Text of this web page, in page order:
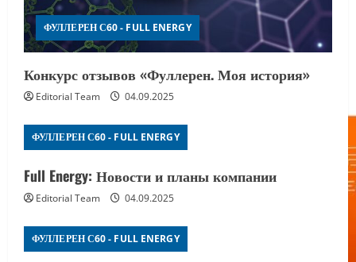
ФУЛЛЕРЕН С60 - FULL ENERGY
Конкурс отзывов «Фуллерен. Моя история»
Editorial Team 04.09.2025
ФУЛЛЕРЕН С60 - FULL ENERGY
Full Energy: Новости и планы компании
Editorial Team 04.09.2025
ФУЛЛЕРЕН С60 - FULL ENERGY